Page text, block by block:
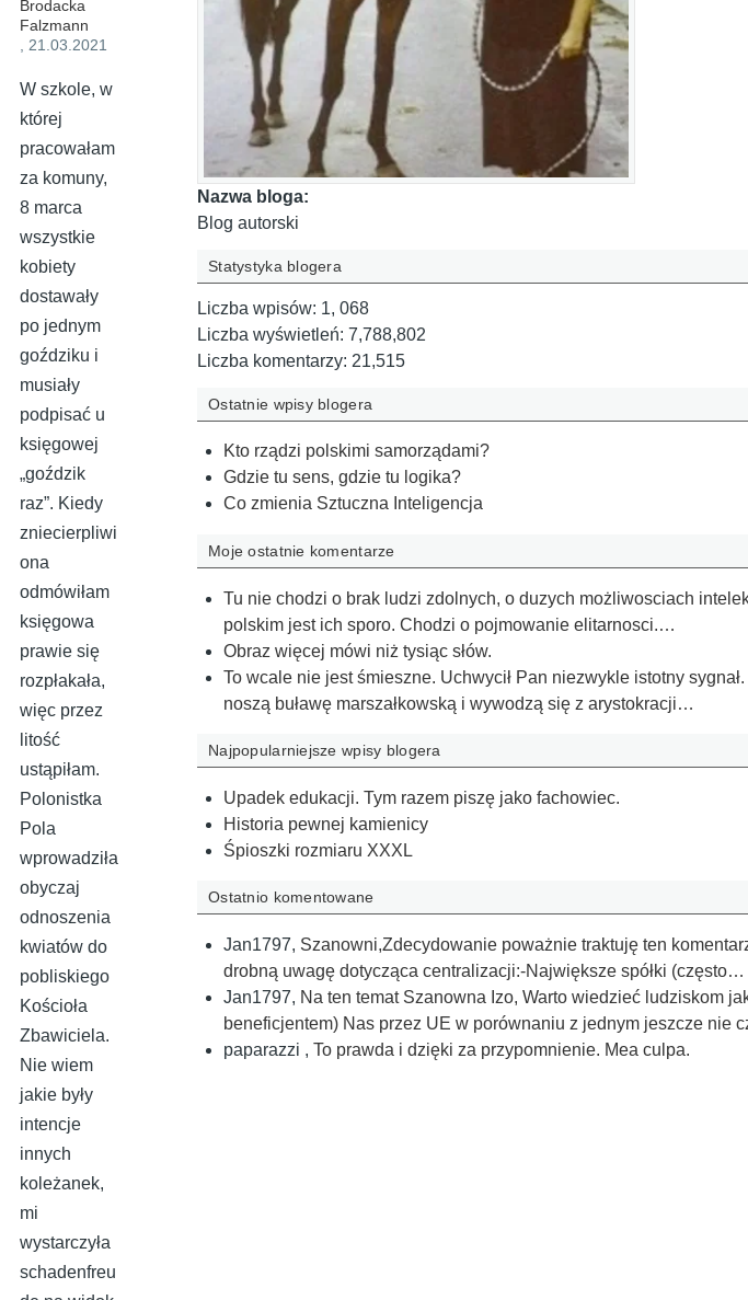
Brodacka
Falzmann
, 21.03.2021
W szkole, w
której
pracowałam
za komuny,
8 marca
wszystkie
kobiety
dostawały
po jednym
goździku i
musiały
podpisać u
księgowej
„goździk
raz”. Kiedy
zniecierpliwi
ona
odmówiłam
księgowa
prawie się
rozpłakała,
więc przez
litość
ustąpiłam.
Polonistka
Pola
wprowadziła
obyczaj
odnoszenia
kwiatów do
pobliskiego
Kościoła
Zbawiciela.
Nie wiem
jakie były
intencje
innych
koleżanek,
mi
wystarczyła
schadenfreu
Nazwa bloga:
Blog autorski
Statystyka blogera
Liczba wpisów: 1, 068
Liczba wyświetleń: 7,788,802
Liczba komentarzy: 21,515
Ostatnie wpisy blogera
Kto rządzi polskimi samorządami?
Gdzie tu sens, gdzie tu logika?
Co zmienia Sztuczna Inteligencja
Moje ostatnie komentarze
Tu nie chodzi o brak ludzi zdolnych, o duzych możliwosciach
polskim jest ich sporo. Chodzi o pojmowanie elitarnosci.…
Obraz więcej mówi niż tysiąc słów.
To wcale nie jest śmieszne. Uchwycił Pan niezwykle istotny
noszą buławę marszałkowską i wywodzą się z arystokracji…
Najpopularniejsze wpisy blogera
Upadek edukacji. Tym razem piszę jako fachowiec.
Historia pewnej kamienicy
Śpioszki rozmiaru XXXL
Ostatnio komentowane
Jan1797, Szanowni,Zdecydowanie poważnie traktuję ten
drobną uwagę dotycząca centralizacji:-Największe spółki (często…
Jan1797, Na ten temat Szanowna Izo, Warto wiedzieć ludziskom
beneficjentem) Nas przez UE w porównaniu z jednym jeszcze nie
paparazzi , To prawda i dzięki za przypomnienie. Mea culpa.